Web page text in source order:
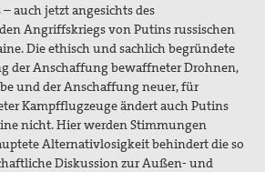
auch jetzt angesichts des
Angriffskriegs von Putins russischen
Die ethisch und sachlich begründete
der Anschaffung bewaffneter Drohnen,
und der Anschaffung neuer, für
Kampfflugzeuge ändert auch Putins
nicht. Hier werden Stimmungen
Alternativlosigkeit behindert die so
Diskussion zur Außen- und